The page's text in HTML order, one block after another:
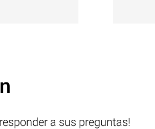
a sus preguntas!